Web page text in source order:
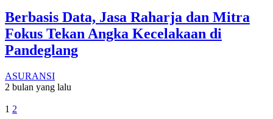
Berbasis Data, Jasa Raharja dan Mitra
Fokus Tekan Angka Kecelakaan di
Pandeglang
ASURANSI
2 bulan yang lalu
1 2